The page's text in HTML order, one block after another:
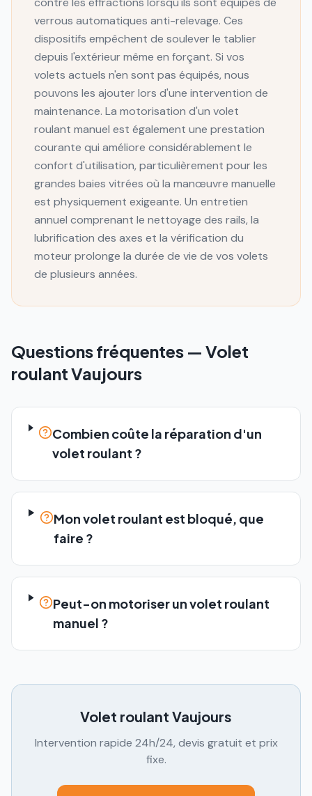
verrous automatiques anti-relevage. Ces
dispositifs empêchent de soulever le tablier
depuis l'extérieur même en forçant. Si vos
volets actuels n'en sont pas équipés, nous
pouvons les ajouter lors d'une intervention de
maintenance. La motorisation d'un volet
roulant manuel est également une prestation
courante qui améliore considérablement le
confort d'utilisation, particulièrement pour les
grandes baies vitrées où la manœuvre manuelle
est physiquement exigeante. Un entretien
annuel comprenant le nettoyage des rails, la
lubrification des axes et la vérification du
moteur prolonge la durée de vie de vos volets
de plusieurs années.
Questions fréquentes — Volet
roulantVaujours
Combien coûte la réparation d'un
volet roulant ?
Mon volet roulant est bloqué, que
faire ?
Peut-on motoriser un volet roulant
manuel ?
Volet roulant Vaujours
Intervention rapide 24h/24, devis gratuit et prix
fixe.